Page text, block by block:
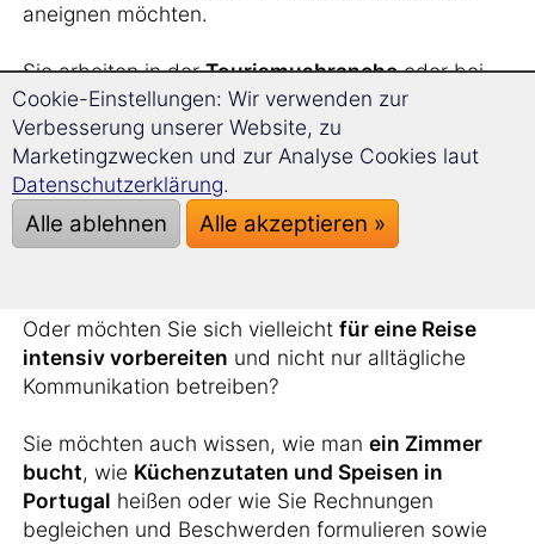
aneignen möchten.
Sie arbeiten in derTourismusbrancheoder bei
einemReiseveranstalterund benötigen für
diese Arbeit den entsprechenden Wortschatz
auf Portugiesisch?
Sie planen, für einige Zeit ins Ausland zu gehen
und dort imService- oder Küchenbereich
Oder möchten Sie sich vielleicht für eine Reise
intensiv vorbereiten und nicht nur alltägliche
Kommunikation betreiben?
Sie möchten auch wissen, wie man ein Zimmer
bucht, wie Küchenzutaten und Speisen in
Portugal heißen oder wie Sie Rechnungen
begleichen und Beschwerden formulieren sowie
Cookie-Einstellungen: Wir verwenden zur
Verbesserung unserer Website, zu
Marketingzwecken und zur Analyse Cookies laut
Datenschutzerklärung.
Alle ablehnen Alle akzeptieren »